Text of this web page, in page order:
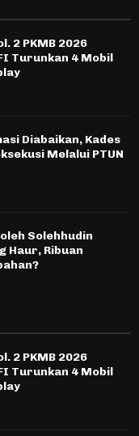
2 PKMB 2026
Turunkan 4 Mobil
Diabaikan, Kades
Melalui PTUN
Solehhudin
Haur, Ribuan
2 PKMB 2026
Turunkan 4 Mobil